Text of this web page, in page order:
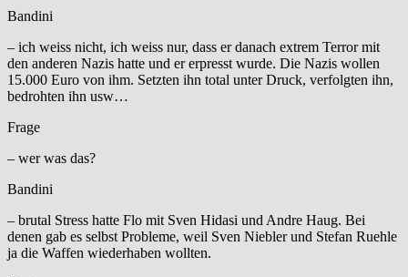
Bandini
– ich weiss nicht, ich weiss nur, dass er danach extrem Terror mit
den anderen Nazis hatte und er erpresst wurde. Die Nazis wollen
15.000 Euro von ihm. Setzten ihn total unter Druck, verfolgten ihn,
bedrohten ihn usw…
Frage
– wer was das?
Bandini
– brutal Stress hatte Flo mit Sven Hidasi und Andre Haug. Bei
denen gab es selbst Probleme, weil Sven Niebler und Stefan Ruehle
ja die Waffen wiederhaben wollten.